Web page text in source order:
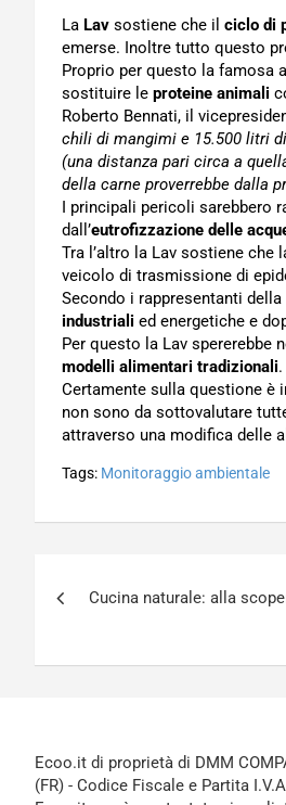
La Lav sostiene che il ciclo di
emerse. Inoltre tutto questo
Proprio per questo la famosa
sostituire le proteine animali
Roberto Bennati, il
chili di mangimi e 15.500 litri
(una distanza pari circa a
della carne proverrebbe dalla
I principali pericoli sarebbero
dall’eutrofizzazione delle
Tra l’altro la Lav sostiene che
veicolo di trasmissione di
Secondo i rappresentanti
industriali ed energetiche e
Per questo la Lav spererebbe
modelli alimentari tradizionali.
Certamente sulla questione è
non sono da sottovalutare
attraverso una modifica delle
Tags: Monitoraggio ambientale
Cucina naturale: alla
Ecoo.it di proprietà di DMM
(FR) - Codice Fiscale e Partita